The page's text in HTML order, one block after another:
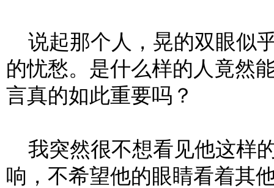
说起那个人，晃的双眼似
的忧愁。是什么样的人竟然
言真的如此重要吗？
我突然很不想看见他这样
响，不希望他的眼睛看着其